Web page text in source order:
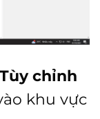
chỉnh
khu vực